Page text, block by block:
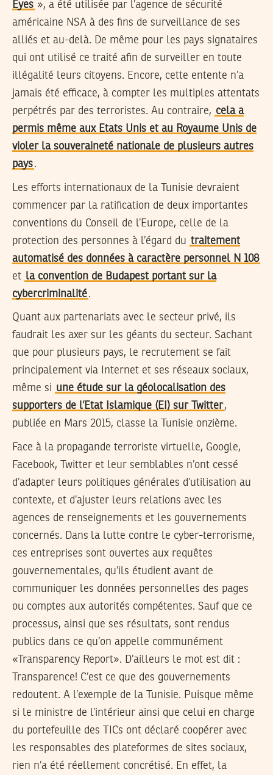
Eyes », a été utilisée par l’agence de sécurité
américaine NSA à des fins de surveillance de ses
alliés et au-delà. De même pour les pays signataires
qui ont utilisé ce traité afin de surveiller en toute
illégalité leurs citoyens. Encore, cette entente n’a
jamais été efficace, à compter les multiples attentats
perpétrés par des terroristes. Au contraire, cela a
permis même aux Etats Unis et au Royaume Unis de
violer la souveraineté nationale de plusieurs autres
pays.
Les efforts internationaux de la Tunisie devraient
commencer par la ratification de deux importantes
conventions du Conseil de l’Europe, celle de la
protection des personnes à l’égard du traitement
automatisé des données à caractère personnel N 108
et la convention de Budapest portant sur la
cybercriminalité.
Quant aux partenariats avec le secteur privé, ils
faudrait les axer sur les géants du secteur. Sachant
que pour plusieurs pays, le recrutement se fait
principalement via Internet et ses réseaux sociaux,
même si une étude sur la géolocalisation des
supporters de l’Etat Islamique (EI) sur Twitter,
publiée en Mars 2015, classe la Tunisie onzième.
Face à la propagande terroriste virtuelle, Google,
Facebook, Twitter et leur semblables n’ont cessé
d’adapter leurs politiques générales d’utilisation au
contexte, et d’ajuster leurs relations avec les
agences de renseignements et les gouvernements
concernés. Dans la lutte contre le cyber-terrorisme,
ces entreprises sont ouvertes aux requêtes
gouvernementales, qu’ils étudient avant de
communiquer les données personnelles des pages
ou comptes aux autorités compétentes. Sauf que ce
processus, ainsi que ses résultats, sont rendus
publics dans ce qu’on appelle communément
«Transparency Report». D’ailleurs le mot est dit :
Transparence! C’est ce que des gouvernements
redoutent. A l’exemple de la Tunisie. Puisque même
si le ministre de l’intérieur ainsi que celui en charge
du portefeuille des TICs ont déclaré coopérer avec
les responsables des plateformes de sites sociaux,
rien n’a été réellement concrétisé. En effet, la